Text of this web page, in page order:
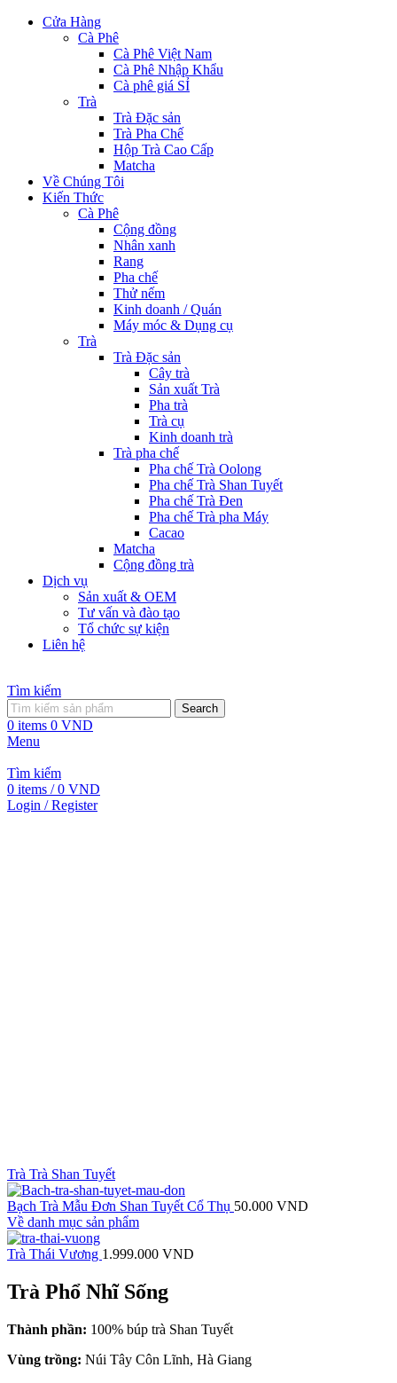
Cửa Hàng
Cà Phê
Cà Phê Việt Nam
Cà Phê Nhập Khẩu
Cà phê giá SỈ
Trà
Trà Đặc sản
Trà Pha Chế
Hộp Trà Cao Cấp
Matcha
Về Chúng Tôi
Kiến Thức
Cà Phê
Cộng đồng
Nhân xanh
Rang
Pha chế
Thử nếm
Kinh doanh / Quán
Máy móc & Dụng cụ
Trà
Trà Đặc sản
Cây trà
Sản xuất Trà
Pha trà
Trà cụ
Kinh doanh trà
Trà pha chế
Pha chế Trà Oolong
Pha chế Trà Shan Tuyết
Pha chế Trà Đen
Pha chế Trà pha Máy
Cacao
Matcha
Cộng đồng trà
Dịch vụ
Sản xuất & OEM
Tư vấn và đào tạo
Tổ chức sự kiện
Liên hệ
Tìm kiếm
Search
0 items 0 VND
Menu
Tìm kiếm
0 items / 0 VND
Login / Register
Trà Trà Shan Tuyết
Bạch Trà Mẫu Đơn Shan Tuyết Cổ Thụ 50.000 VND
Về danh mục sản phẩm
Trà Thái Vương 1.999.000 VND
Trà Phổ Nhĩ Sống
Thành phần: 100% búp trà Shan Tuyết
Vùng trồng: Núi Tây Côn Lĩnh, Hà Giang